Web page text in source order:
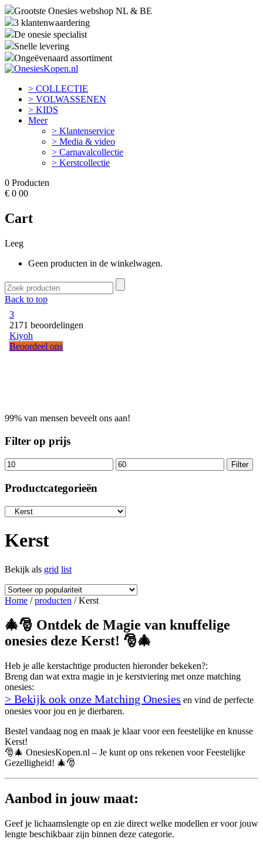
Grootste Onesies webshop NL & BE
3 klantenwaardering
De onesie specialist
Snelle levering
Ongeëvenaard assortiment
> COLLECTIE
> VOLWASSENEN
> KIDS
Meer
> Klantenservice
> Media & video
> Carnavalcollectie
> Kerstcollectie
0 Producten
€ 0 00
Cart
Leeg
Geen producten in de winkelwagen.
Back to top
99% van mensen beveelt ons aan!
Filter op prijs
Filter
Productcategorieën
Kerst
Bekijk als grid list
Home /producten / Kerst
🎄🎅 Ontdek de Magie van knuffelige
onesies deze Kerst! 🎅🎄
Heb je alle kerstachtige producten hieronder bekeken?:
Breng dan wat extra magie in je kerstviering met onze matching
onesies:
> Bekijk ook onze Matching Onesies en vind de perfecte
onesies voor jou en je dierbaren.
Bestel vandaag nog en maak je klaar voor een feestelijke en knusse
Kerst!
🎅🎄 OnesiesKopen.nl – Je kunt op ons rekenen voor Feestelijke
Gezelligheid! 🎄🎅
Aanbod in jouw maat:
Geef je lichaamslengte op en zie direct welke modellen er voor jouw
lengte beschikbaar zijn binnen deze categorie.